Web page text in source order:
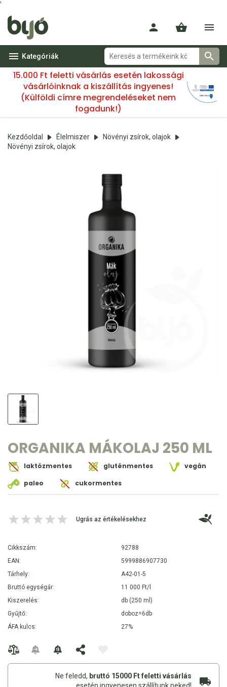
'
Kategóriák
15.000 Ft feletti vásárlás esetén lakossági
vásárlóinknak a kiszállítás ingyenes!
(Külföldi címre megrendeléseket nem
fogadunk!)
Kezdőoldal Élelmiszer
Növényi zsírok, olajok
Növényi zsírok, olajok
ORGANIKA MÁKOLAJ 250 ML
laktózmentes gluténmentes
vegán
paleo
cukormentes
Ugrás az értékelésekhez
Cikkszám:
92788
EAN:
5999886907730
Tárhely:
A42-01-5
Bruttó egységár:
11 000 Ft/l
Kiszerelés:
db (250 ml)
Gyűjtő:
doboz=6db
ÁFA kulcs:
27%
Ne feledd, bruttó 15000 Ft feletti vásárlás